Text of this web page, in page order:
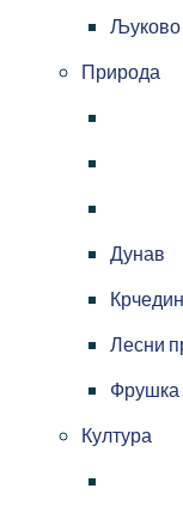
Љуково
Природа
Дунав
Лесни
Фрушка
Култура